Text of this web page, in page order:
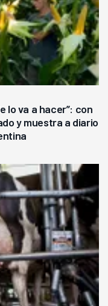
lo va a hacer”: con
y muestra a diario